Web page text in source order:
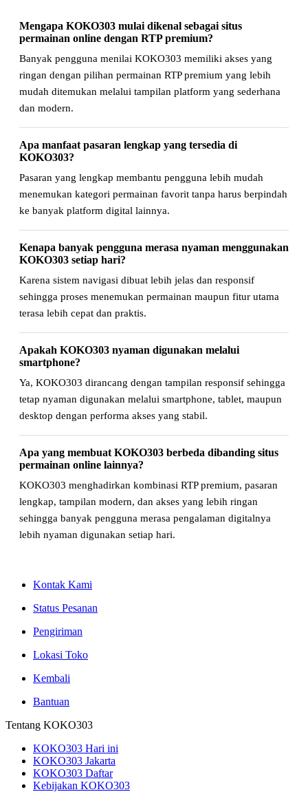
Mengapa KOKO303 mulai dikenal sebagai situs
permainan online dengan RTP premium?
Banyak pengguna menilai KOKO303 memiliki akses yang
ringan dengan pilihan permainan RTP premium yang lebih
mudah ditemukan melalui tampilan platform yang sederhana
dan modern.
Apa manfaat pasaran lengkap yang tersedia di
KOKO303?
Pasaran yang lengkap membantu pengguna lebih mudah
menemukan kategori permainan favorit tanpa harus berpindah
ke banyak platform digital lainnya.
Kenapa banyak pengguna merasa nyaman menggunakan
KOKO303 setiap hari?
Karena sistem navigasi dibuat lebih jelas dan responsif
sehingga proses menemukan permainan maupun fitur utama
terasa lebih cepat dan praktis.
Apakah KOKO303 nyaman digunakan melalui
smartphone?
Ya, KOKO303 dirancang dengan tampilan responsif sehingga
tetap nyaman digunakan melalui smartphone, tablet, maupun
desktop dengan performa akses yang stabil.
Apa yang membuat KOKO303 berbeda dibanding situs
permainan online lainnya?
KOKO303 menghadirkan kombinasi RTP premium, pasaran
lengkap, tampilan modern, dan akses yang lebih ringan
sehingga banyak pengguna merasa pengalaman digitalnya
lebih nyaman digunakan setiap hari.
Kontak Kami
Status Pesanan
Pengiriman
Lokasi Toko
Kembali
Bantuan
Tentang KOKO303
KOKO303 Hari ini
KOKO303 Jakarta
KOKO303 Daftar
Kebijakan KOKO303